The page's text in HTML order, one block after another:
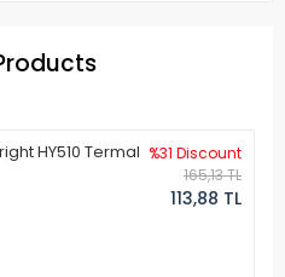
HY510 Termal %31 Discount
165,13 TL
113,88 TL